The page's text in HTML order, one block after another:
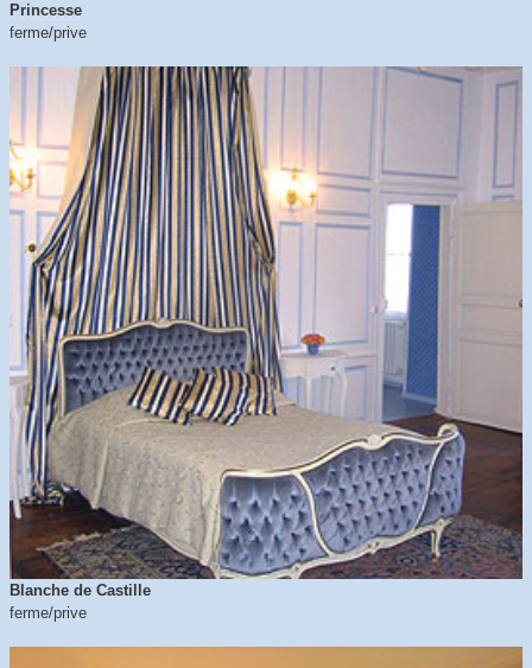
Princesse
ferme/prive
Blanche de Castille
ferme/prive